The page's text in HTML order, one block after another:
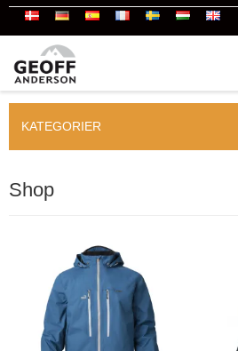
KATEGORIER
Shop